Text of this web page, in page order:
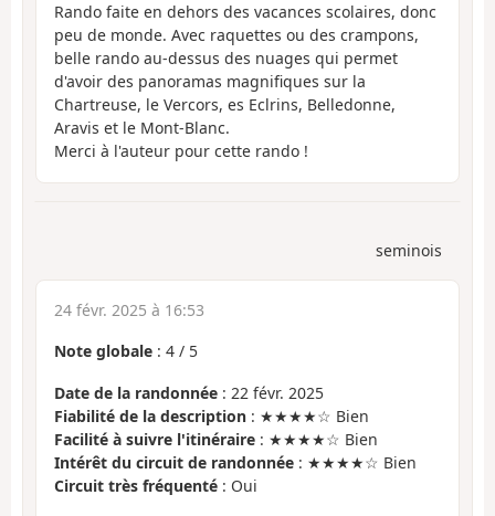
Rando faite en dehors des vacances scolaires, donc
peu de monde. Avec raquettes ou des crampons,
belle rando au-dessus des nuages qui permet
d'avoir des panoramas magnifiques sur la
Chartreuse, le Vercors, es Eclrins, Belledonne,
Aravis et le Mont-Blanc.
Merci à l'auteur pour cette rando !
seminois
24 févr. 2025 à 16:53
Note globale : 4 / 5
Date de la randonnée : 22 févr. 2025
Fiabilité de la description : ★★★★☆ Bien
Facilité à suivre l'itinéraire : ★★★★☆ Bien
Intérêt du circuit de randonnée : ★★★★☆ Bien
Circuit très fréquenté : Oui